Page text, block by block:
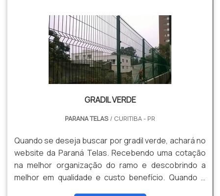
de cercamento. DETALHES SOBRE GRADIL VERDE A ...
GRADIL VERDE
PARANA TELAS / CURITIBA - PR
Quando se deseja buscar por gradil verde, achará no
website da Paraná Telas. Recebendo uma cotação
na melhor organização do ramo e descobrindo a
melhor em qualidade e custo benefício. Quando o